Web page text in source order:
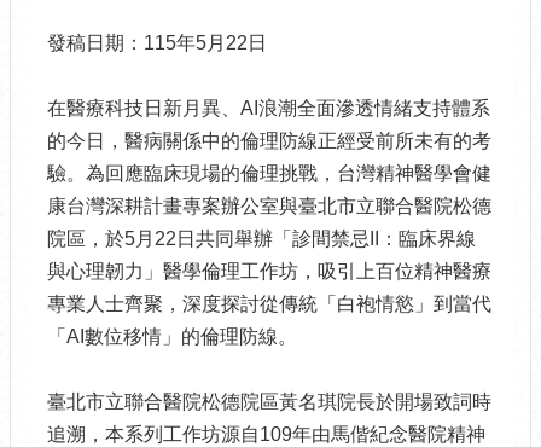
發稿日期：115年5月22日
在醫療科技日新月異、AI浪潮全面滲透情緒支持體系
的今日，醫病關係中的倫理防線正經受前所未有的考
驗。為回應臨床現場的倫理挑戰，台灣精神醫學會健
康台灣深耕計畫專案辦公室與臺北市立聯合醫院松德
院區，於5月22日共同舉辦「診間禁忌II：臨床界線
與心理韌力」醫學倫理工作坊，吸引上百位精神醫療
專業人士齊聚，深度探討從傳統「白袍情慾」到當代
「AI數位移情」的倫理防線。
臺北市立聯合醫院松德院區黃名琪院長於開場致詞時
追溯，本系列工作坊源自109年由馬偕紀念醫院精神